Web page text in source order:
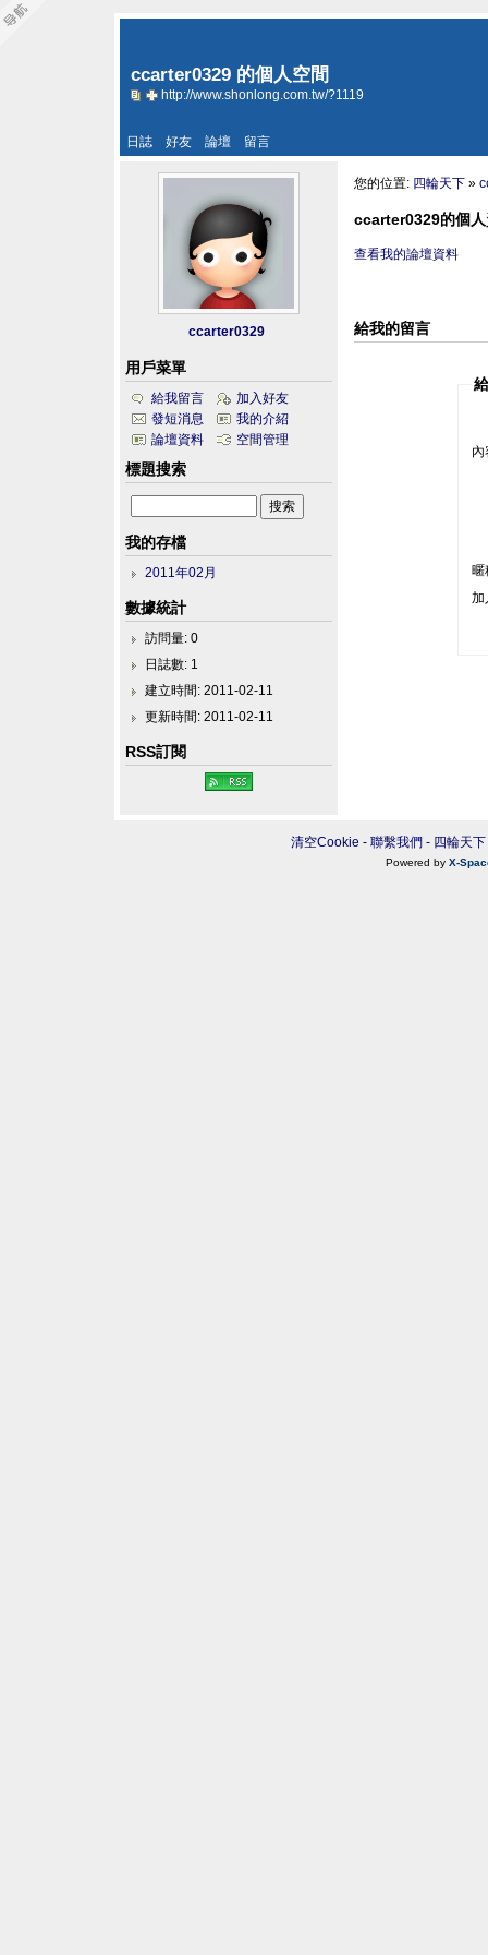
ccarter0329 的個人空間
http://www.shonlong.com.tw/?1119
日誌 好友 論壇 留言
您的位置: 四輪天下 »
ccarter0329的個
查看我的論壇資料
給我的留言
內
暱
加
ccarter0329
用戶菜單
給我留言
加入好友
發短消息
我的介紹
論壇資料
空間管理
標題搜索
我的存檔
2011年02月
數據統計
訪問量: 0
日誌數: 1
建立時間: 2011-02-11
更新時間: 2011-02-11
RSS訂閱
清空Cookie - 聯繫我們 - 四輪天下
Powered by X-